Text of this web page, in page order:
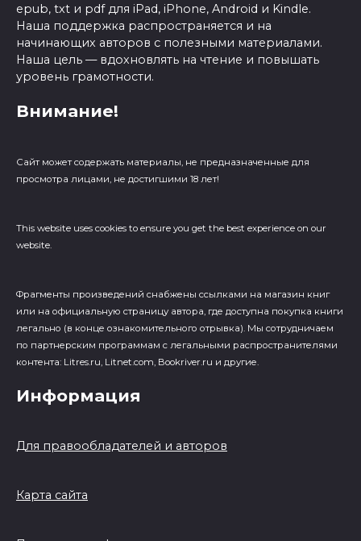
epub, txt и pdf для iPad, iPhone, Android и Kindle.
Наша поддержка распространяется и на
начинающих авторов с полезными материалами.
Наша цель — вдохновлять на чтение и повышать
уровень грамотности.
Внимание!
Сайт может содержать материалы, не предназначенные для
просмотра лицами, не достигшими 18 лет!
This website uses cookies to ensure you get the best experience on our
website.
Фрагменты произведений cнабжены ссылками на магазин книг
или на официальную страницу автора, где доступна покупка книги
легально (в конце ознакомительного отрывка). Мы сотрудничаем
по партнерским программам с легальными распространителями
контента: Litres.ru, Litnet.com, Bookriver.ru и другие.
Информация
Для правообладателей и авторов
Карта сайта